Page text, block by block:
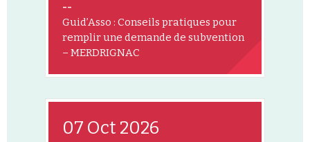
--
Guid’Asso : Conseils pratiques pour
remplir une demande de subvention
– MERDRIGNAC
07 Oct 2026